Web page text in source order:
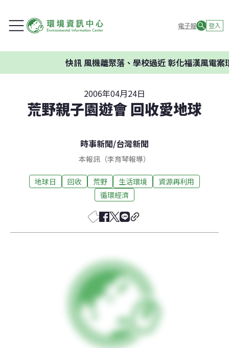
電子報 登入
快訊風機離聚落、學校過近 彰化福漢風電案環
2006年04月24日
荒野親子園遊會 回收愛地球
時事新聞/台灣新聞
本報訊（李育琴報導）
地球日 回收 荒野 生活環境
資源再利用
循環經濟